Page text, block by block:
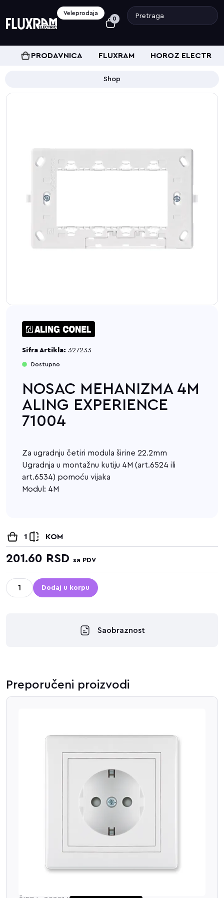
Veleprodaja
0
PRODAVNICA FLUXRAM HOROZ ELECTRIC
Shop
Sifra Artikla: 327233
Dostupno
NOSAC MEHANIZMA 4M
ALING EXPERIENCE
71004
Za ugradnju četiri modula širine 22.2mm
Ugradnja u montažnu kutiju 4M (art.6524 ili
art.6534) pomoću vijaka
Modul: 4M
1 KOM
201.60 RSD sa PDV
Dodaj u korpu
Saobraznost
Preporučeni proizvodi